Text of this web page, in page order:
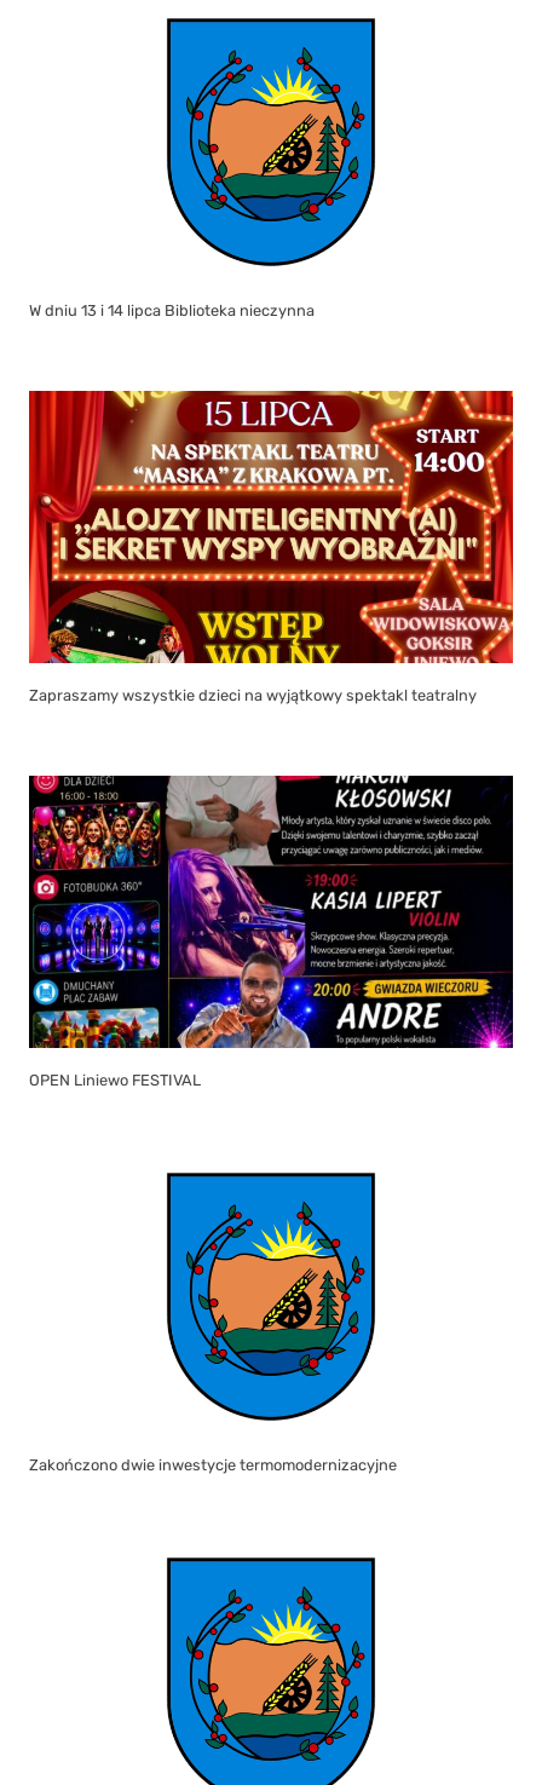
W dniu 13 i 14 lipca Biblioteka nieczynna
Zapraszamy wszystkie dzieci na wyjątkowy spektakl teatralny
OPEN Liniewo FESTIVAL
Zakończono dwie inwestycje termomodernizacyjne